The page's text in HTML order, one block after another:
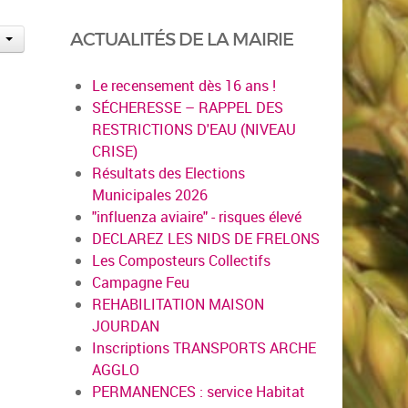
ACTUALITÉS DE LA MAIRIE
Le recensement dès 16 ans !
SÉCHERESSE – RAPPEL DES
RESTRICTIONS D'EAU (NIVEAU
CRISE)
Résultats des Elections
Municipales 2026
"influenza aviaire" - risques élevé
DECLAREZ LES NIDS DE FRELONS
Les Composteurs Collectifs
Campagne Feu
REHABILITATION MAISON
JOURDAN
Inscriptions TRANSPORTS ARCHE
AGGLO
PERMANENCES : service Habitat